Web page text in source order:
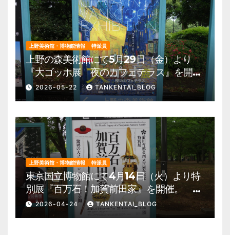
上野美術館・博物館情報 特派員
上野の森美術館にて5月29日（金）より
『大ゴッホ展 夜のカフェテラス』を開
催。 上野公園 美術館・博物館 混雑情
報他
2026-05-22 TANKENTAI_BLOG
上野美術館・博物館情報 特派員
東京国立博物館にて4月14日（火）より特
別展『百万石！加賀前田家』を開催。 上
野公園 美術館・博物館 混雑情報他
2026-04-24 TANKENTAI_BLOG